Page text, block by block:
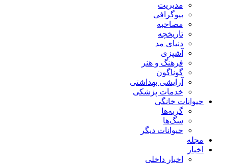
مدیریت
بیوگرافی
مصاحبه
تاریخچه
دنیای مد
آشپزی
فرهنگ و هنر
گوناگون
آرایشی بهداشتی
خدمات پزشکی
حیوانات خانگی
گربه‌ها
سگ‌ها
حیوانات دیگر
مجله
اخبار
اخبار داخلی